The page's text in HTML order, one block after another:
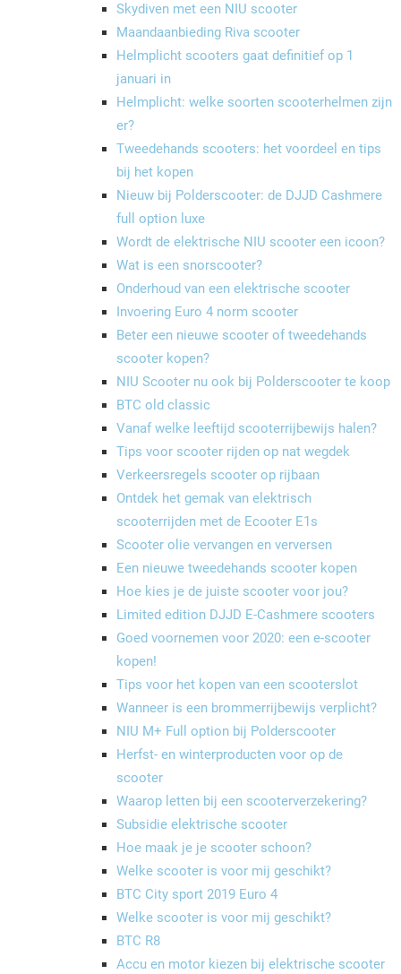
Skydiven met een NIU scooter
Maandaanbieding Riva scooter
Helmplicht scooters gaat definitief op 1
januari in
Helmplicht: welke soorten scooterhelmen zijn
er?
Tweedehands scooters: het voordeel en tips
bij het kopen
Nieuw bij Polderscooter: de DJJD Cashmere
full option luxe
Wordt de elektrische NIU scooter een icoon?
Wat is een snorscooter?
Onderhoud van een elektrische scooter
Invoering Euro 4 norm scooter
Beter een nieuwe scooter of tweedehands
scooter kopen?
NIU Scooter nu ook bij Polderscooter te koop
BTC old classic
Vanaf welke leeftijd scooterrijbewijs halen?
Tips voor scooter rijden op nat wegdek
Verkeersregels scooter op rijbaan
Ontdek het gemak van elektrisch
scooterrijden met de Ecooter E1s
Scooter olie vervangen en verversen
Een nieuwe tweedehands scooter kopen
Hoe kies je de juiste scooter voor jou?
Limited edition DJJD E-Cashmere scooters
Goed voornemen voor 2020: een e-scooter
kopen!
Tips voor het kopen van een scooterslot
Wanneer is een brommerrijbewijs verplicht?
NIU M+ Full option bij Polderscooter
Herfst- en winterproducten voor op de
scooter
Waarop letten bij een scooterverzekering?
Subsidie elektrische scooter
Hoe maak je je scooter schoon?
Welke scooter is voor mij geschikt?
BTC City sport 2019 Euro 4
Welke scooter is voor mij geschikt?
BTC R8
Accu en motor kiezen bij elektrische scooter